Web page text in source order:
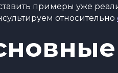
примеры уже
относительно